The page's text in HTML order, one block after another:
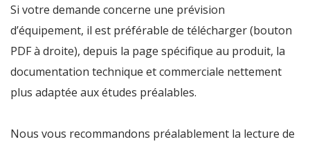
Si votre demande concerne une prévision
d’équipement, il est préférable de télécharger (bouton
PDF à droite), depuis la page spécifique au produit, la
documentation technique et commerciale nettement
plus adaptée aux études préalables.
Nous vous recommandons préalablement la lecture de